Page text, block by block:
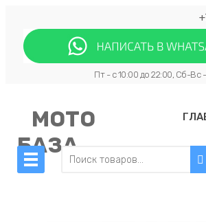
Пт - с 10:00 до 22:00, Сб-Вс
МОТО
БАЗА